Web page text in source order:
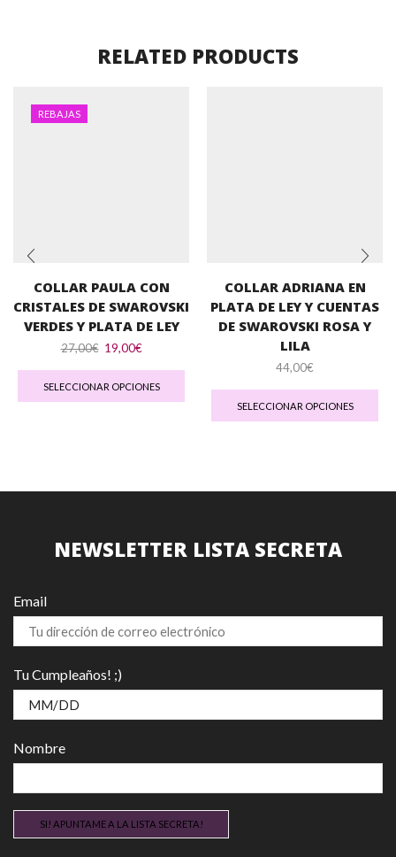
RELATED PRODUCTS
REBAJAS
COLLAR PAULA CON
CRISTALES DE SWAROVSKI
VERDES Y PLATA DE LEY
27,00€ El
original
19,00€El
actual
SELECCIONAR OPCIONES
la
COLLAR ADRIANA EN
PLATA DE LEY Y CUENTAS
DE SWAROVSKI ROSA Y
LILA
44,00€
SELECCIONAR OPCIONES
NEWSLETTER LISTA SECRETA
Email
Tu Cumpleaños! ;)
Nombre